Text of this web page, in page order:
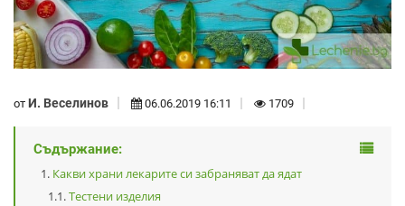
от И. Веселинов 06.06.2019 16:11 1709
Съдържание:
Какви храни лекарите си забраняват да ядат
Тестени изделия